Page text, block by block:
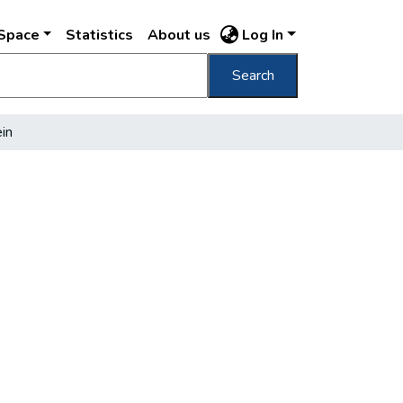
Statistics About us Log In
Search